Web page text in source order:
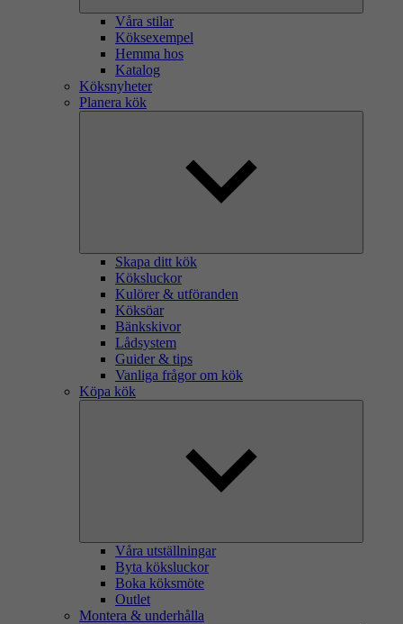
Våra stilar
Köksexempel
Hemma hos
Katalog
Köksnyheter
Planera kök
Skapa ditt kök
Köksluckor
Kulörer & utföranden
Köksöar
Bänkskivor
Lådsystem
Guider & tips
Vanliga frågor om kök
Köpa kök
Våra utställningar
Byta köksluckor
Boka köksmöte
Outlet
Montera & underhålla